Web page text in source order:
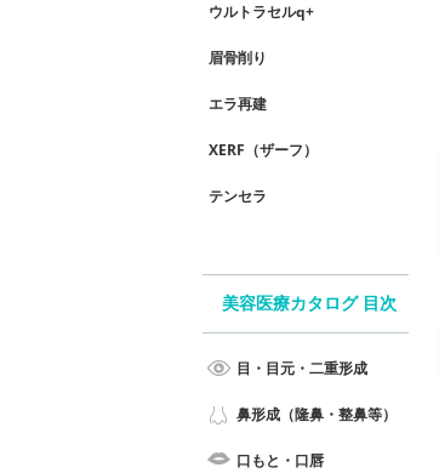
ウルトラセルq+
眉骨削り
エラ再建
XERF（ザーフ）
テンセラ
美容医療カタログ 目次
目・目元・二重形成
鼻形成（隆鼻・整鼻等）
口もと・口唇